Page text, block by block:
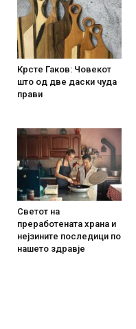
Крсте Гаков: Човекот
што од две даски чуда
прави
Светот на
преработената храна и
нејзините последици по
нашето здравје